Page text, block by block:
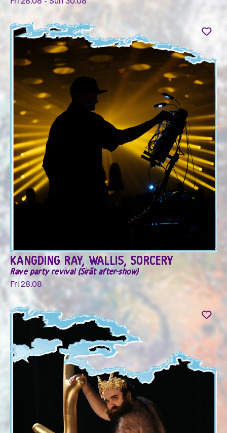
KANGDING RAY, WALLIS, SORCERY
Rave party revival (Sirāt after-show)
Fri 28.08